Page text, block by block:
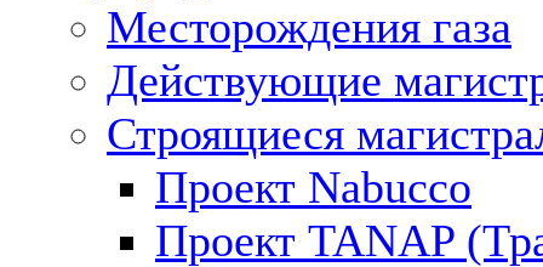
Месторождения газа
Действующие
Строящиеся
Проект Nabucco
Проект TANAP